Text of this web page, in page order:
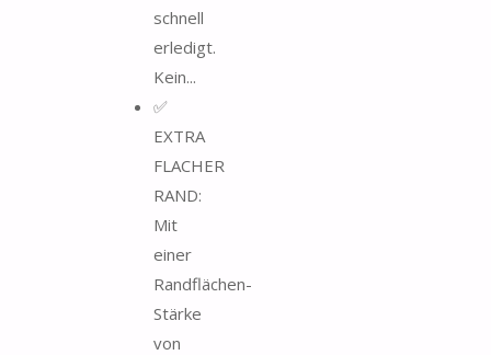
schnell
erledigt.
Kein...
✅
EXTRA
FLACHER
RAND:
Mit
einer
Randflächen-
Stärke
von